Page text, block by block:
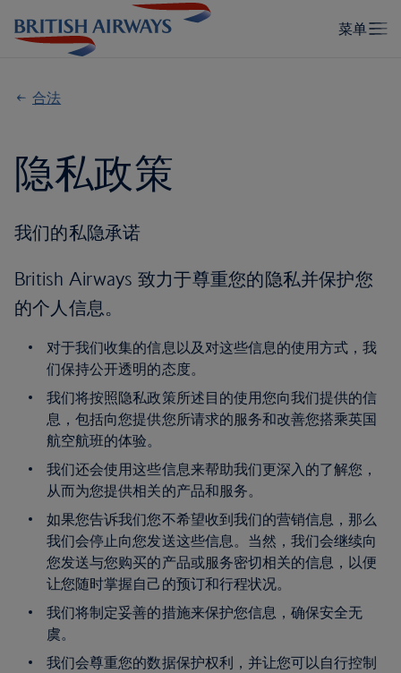
合法
隐私政策
我们的私隐承诺
British Airways 致力于尊重您的隐私并保护您
的个人信息。
对于我们收集的信息以及对这些信息的使用方式，我
们保持公开透明的态度。
我们将按照隐私政策所述目的使用您向我们提供的信
息，包括向您提供您所请求的服务和改善您搭乘英国
航空航班的体验。
我们还会使用这些信息来帮助我们更深入的了解您，
从而为您提供相关的产品和服务。
如果您告诉我们您不希望收到我们的营销信息，那么
我们会停止向您发送这些信息。当然，我们会继续向
您发送与您购买的产品或服务密切相关的信息，以便
让您随时掌握自己的预订和行程状况。
我们将制定妥善的措施来保护您信息，确保安全无
虞。
我们会尊重您的数据保护权利，并让您可以自行控制